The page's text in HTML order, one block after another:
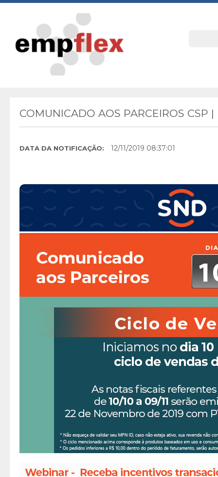
COMUNICADO AOS PARCEIROS CSP
DATA DA NOTIFICAÇÃO: 12/11/2019 08:37:01